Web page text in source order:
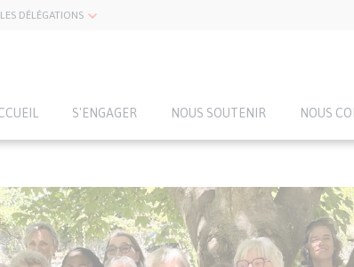
DÉLÉGATIONS
S'ENGAGER NOUS SOUTENIR NOUS